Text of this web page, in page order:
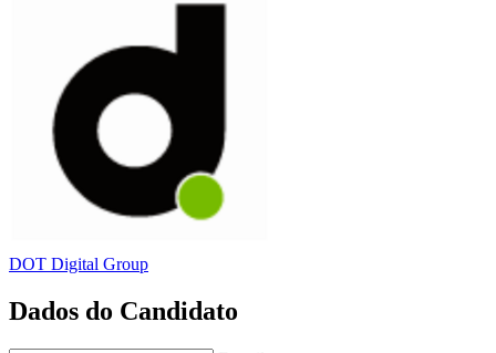
DOT Digital Group
Dados do Candidato